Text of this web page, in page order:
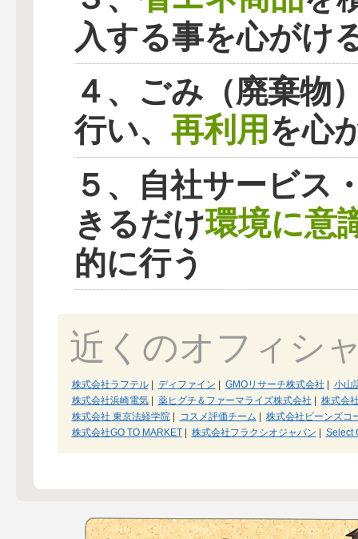
入する事を心がけ
４、ごみ（廃棄物
行い、 再利用を心
５、自社サービス
きるだけ環境に意
的に行う
近くのオフィシ
株式会社ラフテル| ディファイン GMOリサーチ株式会社
小山
株式会社浜崎電気| 薬ヒグチ＆ファーマライズ株式会社
株式会
株式会社 東京法経学院| コスメ評価チーム
株式会社ビーンズコ
株式会社GO TO MARKET| 株式会社フラクシオジャパン Select